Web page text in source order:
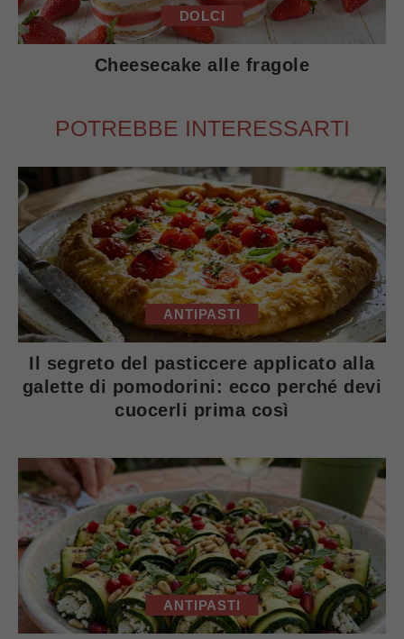
DOLCI
Cheesecake alle fragole
POTREBBE INTERESSARTI
ANTIPASTI
Il segreto del pasticcere applicato alla
galette di pomodorini: ecco perché devi
cuocerli prima così
ANTIPASTI